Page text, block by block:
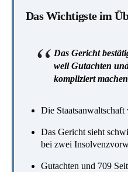
Das Wichtigste im
Das Gericht
weil Gutachten
kompliziert
Die
Das Gericht sieht
bei zwei
Gutachten und 709